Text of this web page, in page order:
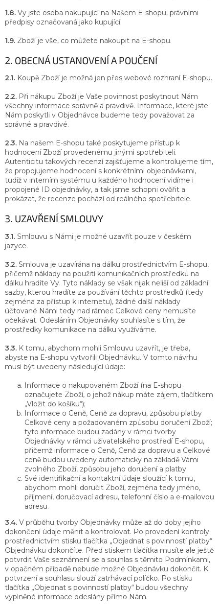
1.8. Vy jste osoba nakupující na Našem E-shopu, právními
předpisy označovaná jako kupující;
1.9. Zboží je vše, co můžete nakoupit na E-shopu.
2. OBECNÁ USTANOVENÍ A POUČENÍ
2.1. Koupě Zboží je možná jen přes webové rozhraní E-shopu.
2.2. Při nákupu Zboží je Vaše povinnost poskytnout Nám
všechny informace správně a pravdivě. Informace, které jste
Nám poskytli v Objednávce budeme tedy považovat za
správné a pravdivé.
2.3. Na našem E-shopu také poskytujeme přístup k
hodnocení Zboží provedenému jinými spotřebiteli.
Autenticitu takových recenzí zajišťujeme a kontrolujeme tím,
že propojujeme hodnocení s konkrétními objednávkami,
tudíž v interním systému u každého hodnocení vidíme i
propojené ID objednávky, a tak jsme schopni ověřit a
prokázat, že recenze pochází od reálného spotřebitele.
3. UZAVŘENÍ SMLOUVY
3.1. Smlouvu s Námi je možné uzavřít pouze v českém
jazyce.
3.2. Smlouva je uzavírána na dálku prostřednictvím E-shopu,
přičemž náklady na použití komunikačních prostředků na
dálku hradíte Vy. Tyto náklady se však nijak neliší od základní
sazby, kterou hradíte za používání těchto prostředků (tedy
zejména za přístup k internetu), žádné další náklady
účtované Námi tedy nad rámec Celkové ceny nemusíte
očekávat. Odesláním Objednávky souhlasíte s tím, že
prostředky komunikace na dálku využíváme.
3.3. K tomu, abychom mohli Smlouvu uzavřít, je třeba,
abyste na E-shopu vytvořili Objednávku. V tomto návrhu
musí být uvedeny následující údaje:
Informace o nakupovaném Zboží (na E-shopu
označujete Zboží, o jehož nákup máte zájem, tlačítkem
„Vložit do košíku“);
Informace o Ceně, Ceně za dopravu, způsobu platby
Celkové ceny a požadovaném způsobu doručení Zboží;
tyto informace budou zadány v rámci tvorby
Objednávky v rámci uživatelského prostředí E-shopu,
přičemž informace o Ceně, Ceně za dopravu a Celkové
ceně budou uvedeny automaticky na základě Vámi
zvolného Zboží, způsobu jeho doručení a platby;
Své identifikační a kontaktní údaje sloužící k tomu,
abychom mohli doručit Zboží, zejména tedy jméno,
příjmení, doručovací adresu, telefonní číslo a e-mailovou
adresu.
3.4. V průběhu tvorby Objednávky může až do doby jejího
dokončení údaje měnit a kontrolovat. Po provedení kontroly
prostřednictvím stisku tlačítka „Objednat s povinností platby“
Objednávku dokončíte. Před stiskem tlačítka musíte ale ještě
potvrdit Vaše seznámení se a souhlas s těmito Podmínkami,
v opačném případě nebude možné Objednávku dokončit. K
potvrzení a souhlasu slouží zatrhávací políčko. Po stisku
tlačítka „Objednat s povinností platby“ budou všechny
vyplněné informace odeslány přímo Nám.